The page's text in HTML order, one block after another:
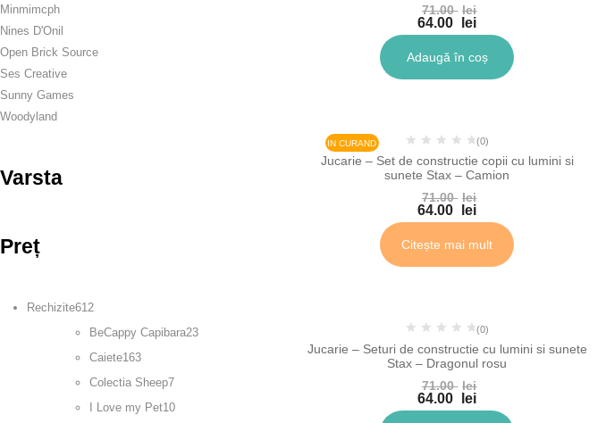
Minmimcph
Nines D'Onil
Open Brick Source
Ses Creative
Sunny Games
Woodyland
Varsta
Preț
Rechizite612
BeCappy Capibara23
Caiete163
Colectia Sheep7
I Love my Pet10
71.00 lei
64.00 lei
Adaugă în coș
(0)
Jucarie – Set de constructie copii cu lumini si
sunete Stax – Camion
71.00 lei
64.00 lei
Citește mai mult
IN CURAND
(0)
Jucarie – Seturi de constructie cu lumini si sunete
Stax – Dragonul rosu
71.00 lei
64.00 lei